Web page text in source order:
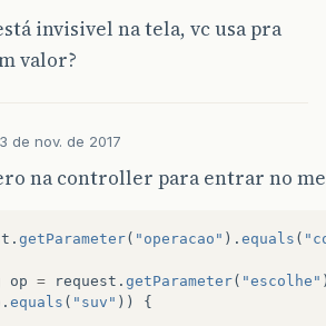
<%--<c:import url="menu.jsp"><
div>
<title
<th >Caderneta</th>
< tr >
<td>
</ tr >
invisivel na tela, vc usa pra
valor?
de nov. de 2017
na controller para entrar no
. getParameter( "operacao" ). equals (
op = request . getParameter( "escolhe"
. equals ( "suv" )) {